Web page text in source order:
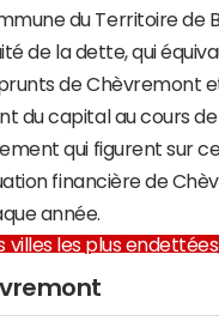
du Territoire de
de la dette, qui
de Chèvremont
du capital au cours de
qui figurent sur
financière de
année.
villes les plus endettées